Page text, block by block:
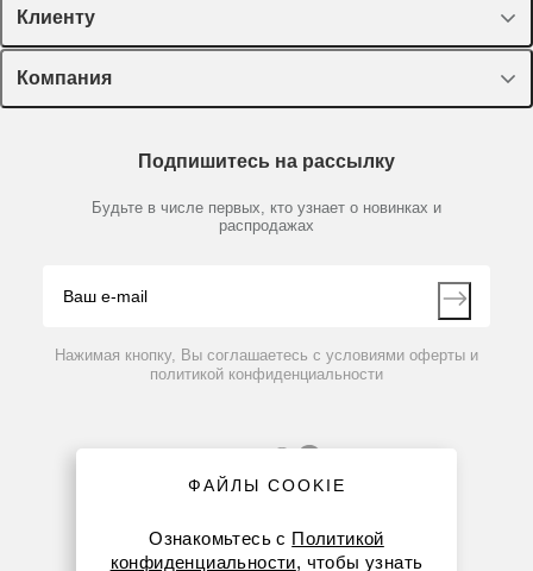
Спецпредложения
Оборудование, приборы
Пластик, стекло, принадлежности
Химические реактивы, препараты, наборы
Производители
Клиенту
Лекторий Диаэм
Доставка и оплата
Мобильное приложение
Компания
Партнеры
Контакты
Подпишитесь на рассылку
Будьте в числе первых, кто узнает о новинках и
распродажах
Нажимая кнопку, Вы соглашаетесь с условиями оферты и
политикой конфиденциальности
ФАЙЛЫ COOKIE
Ознакомьтесь с Политикой
конфиденциальности, чтобы узнать